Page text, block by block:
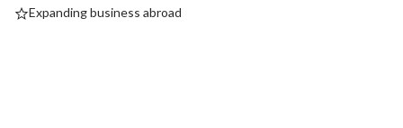
Expanding business abroad